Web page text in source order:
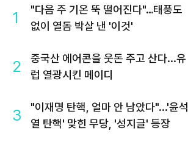
1
"다음 주 기온 뚝 떨어진다"…태풍도
없이 열돔 박살 낸 '이것'
2
중국산 에어콘을 웃돈 주고 산다...유
럽 열광시킨 메이디
3
"이재명 탄핵, 얼마 안 남았다"...'윤석
열 탄핵' 맞힌 무당, '성지글' 등장